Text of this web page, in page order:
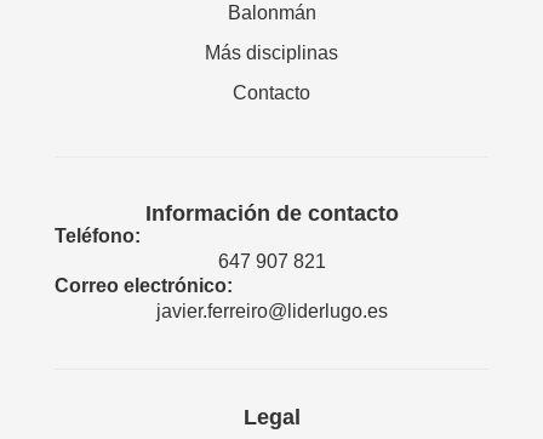
Balonmán
Más disciplinas
Contacto
Información de contacto
Teléfono:
647 907 821
Correo electrónico:
javier.ferreiro@liderlugo.es
Legal